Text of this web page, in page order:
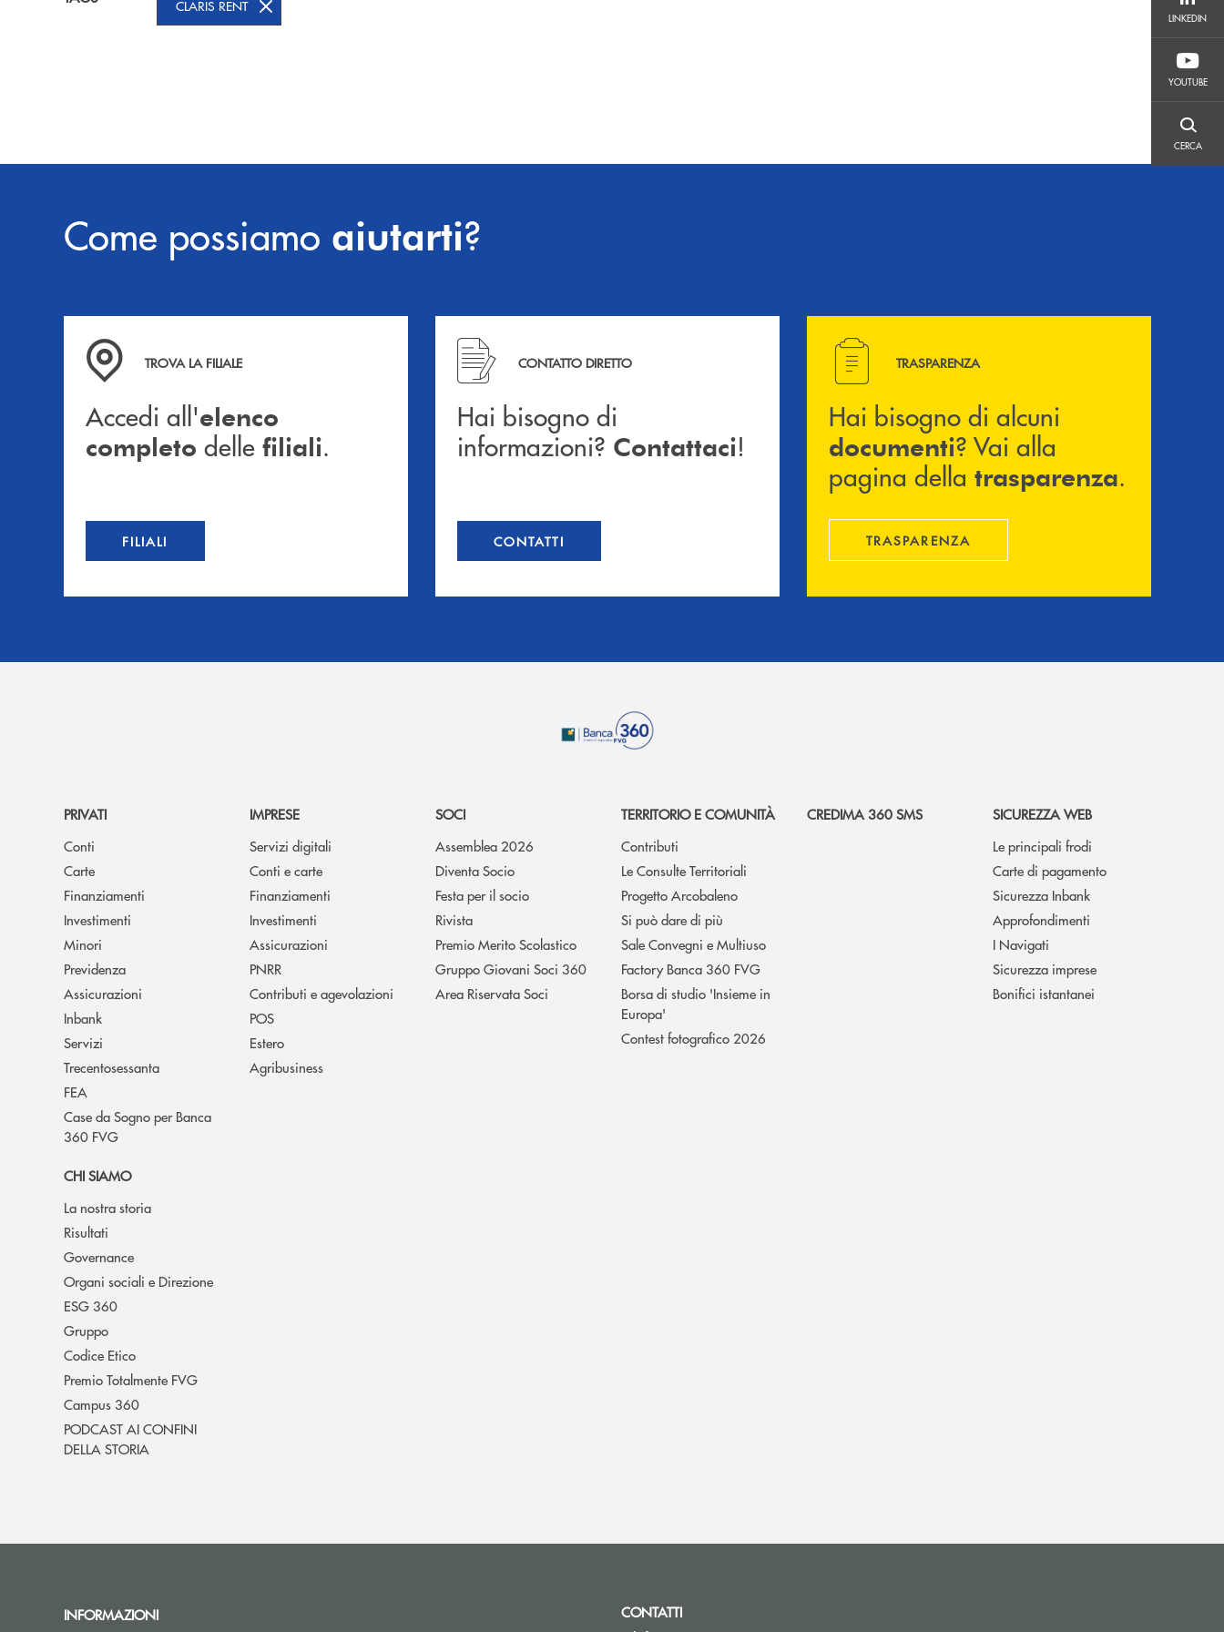
LINKEDIN
YOUTUBE
CERCA
CLARIS RENT
Come possiamo aiutarti?
Accedi all' elenco completo delle filiali .
TROVA LA FILIALE
Accedi all'elenco
completo delle filiali.
FILIALI
Hai bisogno di informazioni? Contattaci !
CONTATTO DIRETTO
Hai bisogno di
informazioni? Contattaci!
CONTATTI
Hai bisogno di alcuni documenti ? Vai alla pagina della
TRASPARENZA
Hai bisogno di alcuni
documenti? Vai alla
pagina della trasparenza.
TRASPARENZA
PRIVATI
Conti
Carte
Finanziamenti
Investimenti
Minori
Previdenza
Assicurazioni
Inbank
Servizi
Trecentosessanta
FEA
Case da Sogno per Banca
360 FVG
IMPRESE
Servizi digitali
Conti e carte
Finanziamenti
Investimenti
Assicurazioni
PNRR
Contributi e agevolazioni
POS
Estero
Agribusiness
SOCI
Assemblea 2026
Diventa Socio
Festa per il socio
Rivista
Premio Merito Scolastico
Gruppo Giovani Soci 360
Area Riservata Soci
TERRITORIO E COMUNITÀ
Contributi
Le Consulte Territoriali
Progetto Arcobaleno
Si può dare di più
Sale Convegni e Multiuso
Factory Banca 360 FVG
Borsa di studio 'Insieme in
Europa'
Contest fotografico 2026
CREDIMA 360 SMS
SICUREZZA WEB
Le principali frodi
Carte di pagamento
Sicurezza Inbank
Approfondimenti
I Navigati
Sicurezza imprese
Bonifici istantanei
CHI SIAMO
La nostra storia
Risultati
Governance
Organi sociali e Direzione
ESG 360
Gruppo
Codice Etico
Premio Totalmente FVG
Campus 360
PODCAST AI CONFINI
DELLA STORIA
INFORMAZIONI
CONTATTI